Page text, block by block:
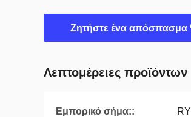
Ζητήστε ένα απόσπασμα
Λεπτομέρειες προϊόντων
Εμπορικό σήμα:: RY